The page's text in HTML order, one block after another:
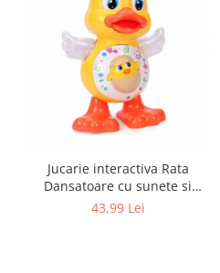
Jucarie interactiva Rata
Dansatoare cu sunete si
lumini, 19 cm, multicolor
43,99 Lei